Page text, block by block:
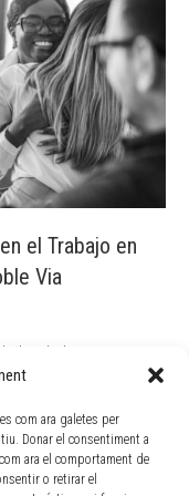
com ara galetes per
Donar el consentiment a
ara el comportament de
o retirar el
el Trabajo en
Via
donde la
destacar como
y la conexión
el
Doble Via,